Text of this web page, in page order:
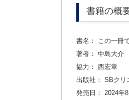
書籍の概
書名： この一冊
著者： 中島大介
協力： 西宏章
出版社： SBクリ
発売日： 2024年